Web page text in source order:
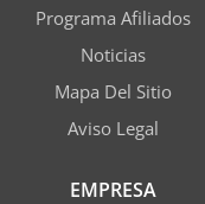
Programa Afiliados
Noticias
Mapa Del Sitio
Aviso Legal
EMPRESA